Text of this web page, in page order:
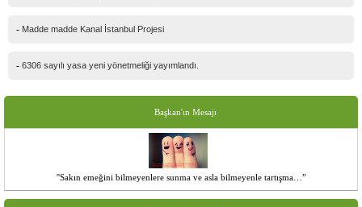
- Madde madde Kanal İstanbul Projesi
- 6306 sayılı yasa yeni yönetmeliği yayımlandı.
Başkan'ın Mesajı
''Sakın emeğini bilmeyenlere sunma ve asla bilmeyenle tartışma…”